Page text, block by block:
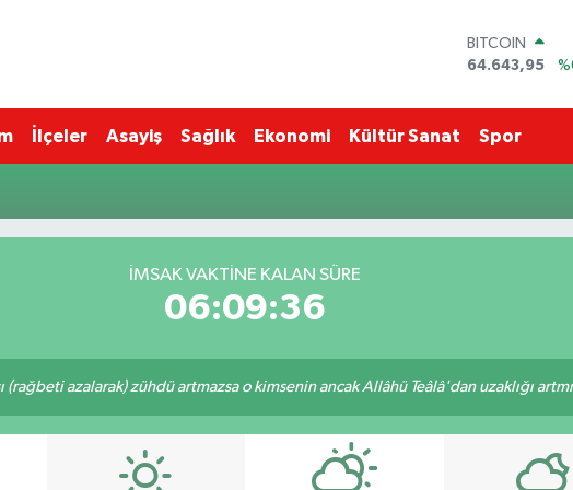
BITCOIN
64.643,95
47,6704
%0
EURO
GRAM ALTIN
6500.87
İlçeler Asayiş Sağlık Ekonomi Kültür Sanat Spor
İMSAK VAKTINE KALAN SÜRE
06:09:36
(rağbeti azalarak) zühdü artmazsa o kimsenin ancak Allâhü Teâlâ'dan uzaklığı